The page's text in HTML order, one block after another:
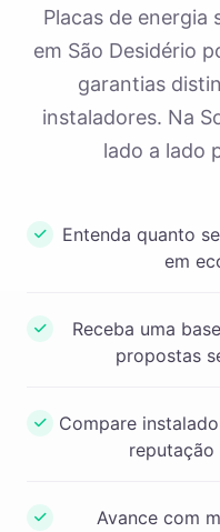
Placas de
em São Desidério
garantias
instaladores. Na
lado a lado
Entenda quanto
em
Receba uma
propostas
Compare
reputação
Avance com